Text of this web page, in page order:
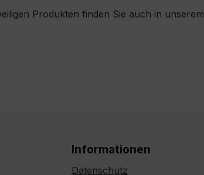
Produkten finden Sie auch in unserem
Informationen
Datenschutz